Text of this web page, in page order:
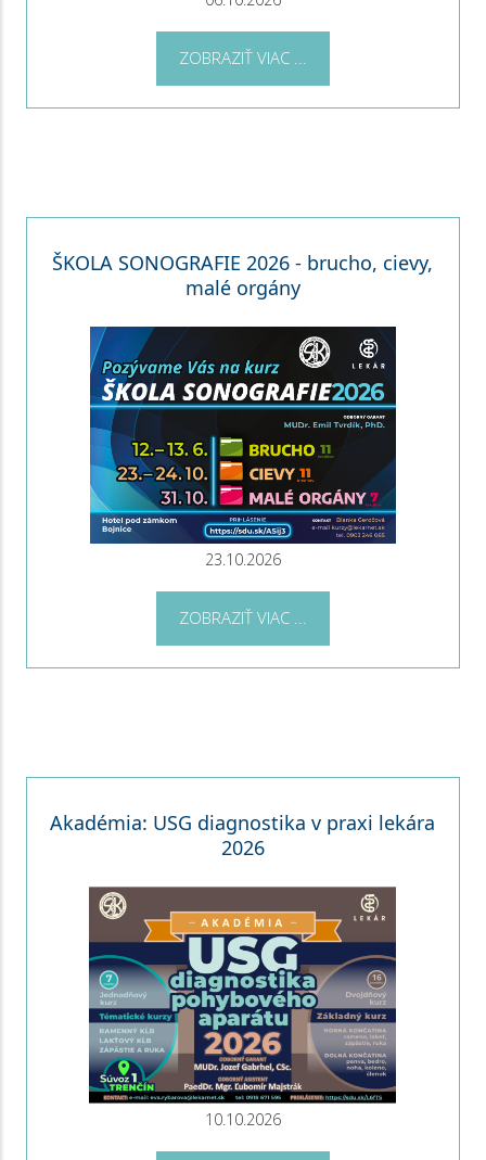
ZOBRAZIŤ VIAC ...
ŠKOLA SONOGRAFIE 2026 - brucho, cievy,
malé orgány
23.10.2026
ZOBRAZIŤ VIAC ...
Akadémia: USG diagnostika v praxi lekára
2026
10.10.2026